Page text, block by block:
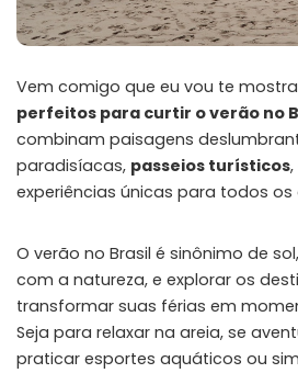
Vem comigo que eu vou te
perfeitos para curtir o verão no
combinam paisagens
paradisíacas, passeios turísticos
experiências únicas para todos os
O verão no Brasil é sinônimo de
com a natureza, e explorar os
transformar suas férias em
Seja para relaxar na areia, se
praticar esportes aquáticos ou